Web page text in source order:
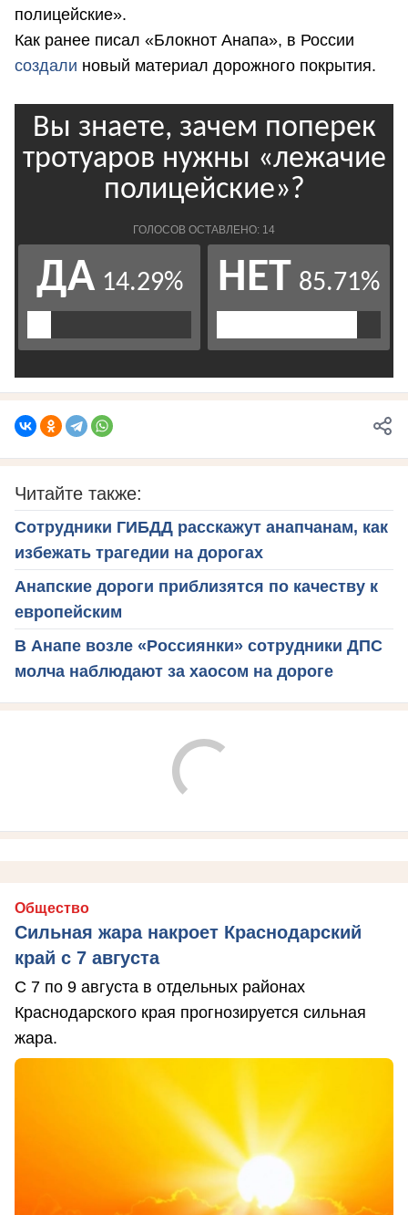
полицейские».
Как ранее писал «Блокнот Анапа», в России
создали новый материал дорожного покрытия.
Читайте также:
Сотрудники ГИБДД расскажут анапчанам, как
избежать трагедии на дорогах
Анапские дороги приблизятся по качеству к
европейским
В Анапе возле «Россиянки» сотрудники ДПС
молча наблюдают за хаосом на дороге
Общество
Сильная жара накроет Краснодарский
край с 7 августа
С 7 по 9 августа в отдельных районах
Краснодарского края прогнозируется сильная
жара.